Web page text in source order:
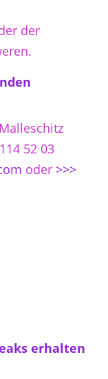
der
52 03
oder >>>
erhalten